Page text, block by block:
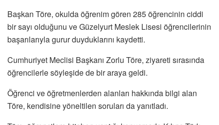
Başkan Töre, okulda öğrenim gören 285 öğrencinin ciddi
bir sayı olduğunu ve Güzelyurt Meslek Lisesi öğrencilerinin
başarılarıyla gurur duyduklarını kaydetti.
Cumhuriyet Meclisi Başkanı Zorlu Töre, ziyareti sırasında
öğrencilerle söyleşide de bir araya geldi.
Öğrenci ve öğretmenlerden alanları hakkında bilgi alan
Töre, kendisine yöneltilen soruları da yanıtladı.